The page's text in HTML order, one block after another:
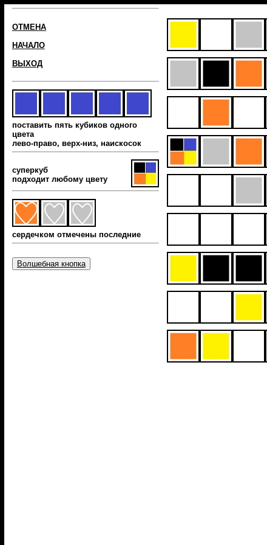
ОТМЕНА
НАЧАЛО
ВЫХОД
поставить пять кубиков одного
цвета
лево-право, верх-низ, наиcкосок
суперкуб
подходит любому цвету
сердечком отмечены последние
Волшебная кнопка